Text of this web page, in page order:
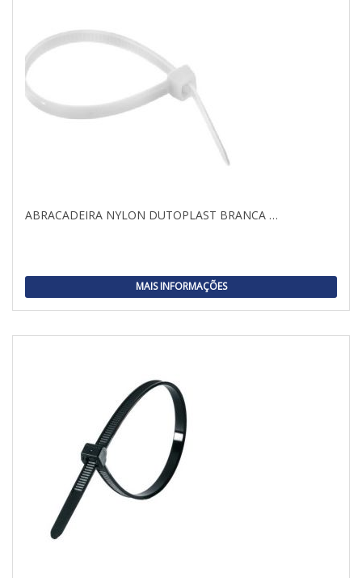
ABRACADEIRA NYLON DUTOPLAST BRANCA …
MAIS INFORMAÇÕES